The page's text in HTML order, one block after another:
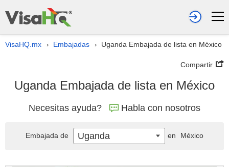
VisaHQ.mx › Embajadas › Uganda Embajada de lista en México
Compartir
Uganda Embajada de lista en México
Necesitas ayuda? Habla con nosotros
Embajada de Uganda en México